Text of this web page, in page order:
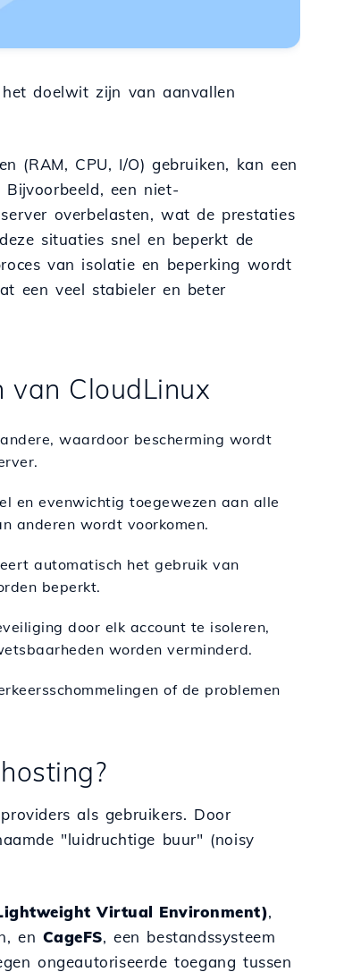
doelwit zijn van aanvallen
(RAM, CPU, I/O) gebruiken, kan een
een niet-
overbelasten, wat de prestaties
situaties snel en beperkt de
van isolatie en beperking wordt
een veel stabieler en beter
van CloudLinux
waardoor bescherming wordt
en evenwichtig toegewezen aan alle
anderen wordt voorkomen.
automatisch het gebruik van
beperkt.
door elk account te isoleren,
worden verminderd.
of de problemen
als gebruikers. Door
"luidruchtige buur" (noisy
Virtual Environment),
en CageFS, een bestandssysteem
ongeautoriseerde toegang tussen